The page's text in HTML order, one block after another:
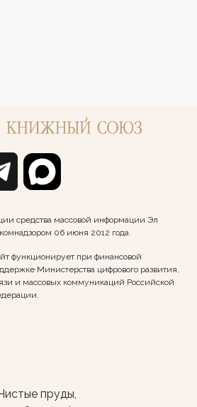
средства массовой информации Эл
06 июня 2012 года.
функционирует при финансовой
Министерства цифрового развития,
и массовых коммуникаций Российской
пруды,